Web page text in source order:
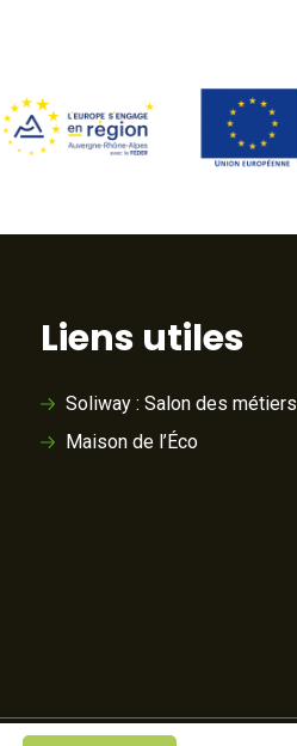
Liens utiles
Soliway : Salon des métiers
Maison de l’Éco